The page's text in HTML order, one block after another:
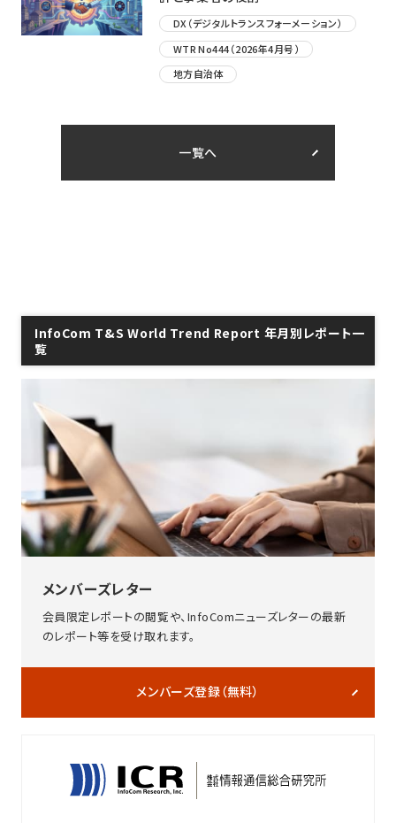
DX（デジタルトランスフォーメーション）
WTR No444（2026年4月号）
地方自治体
一覧へ
InfoCom T&S World Trend Report 年月別レポート一
覧
メンバーズレター
会員限定レポートの閲覧や、InfoComニューズレターの最新
のレポート等を受け取れます。
メンバーズ登録（無料）